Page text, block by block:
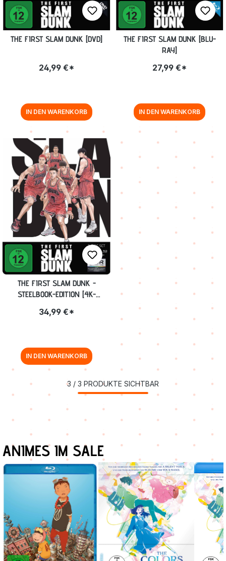
THE FIRST SLAM DUNK [DVD]
24,99 €*
IN DEN WARENKORB
THE FIRST SLAM DUNK [BLU-
RAY]
27,99 €*
IN DEN WARENKORB
THE FIRST SLAM DUNK -
STEELBOOK-EDITION [4K-
PLANET)
34,99 €*
IN DEN WARENKORB
3 / 3 PRODUKTE SICHTBAR
Produktgalerie überspringen
ANIMES IM SALE